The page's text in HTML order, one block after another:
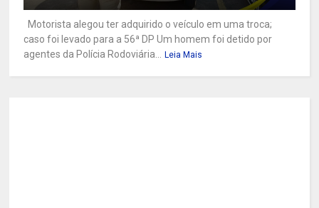
Motorista alegou ter adquirido o veículo em uma troca;
caso foi levado para a 56ª DP Um homem foi detido por
agentes da Polícia Rodoviária...
Leia Mais